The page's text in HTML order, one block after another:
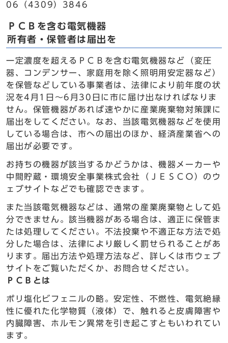
06（4309）3846
ＰＣＢを含む電気機器
所有者・保管者は届出を
一定濃度を超えるＰＣＢを含む電気機器など（変圧
器、コンデンサー、家庭用を除く照明用安定器など）
を保管などしている事業者は、法律により前年度の状
況を4月1日～6月30日に市に届け出なければなりま
せん。保管機器があれば速やかに産業廃棄物対策課に
届出をしてください。なお、当該電気機器などを使用
している場合は、市への届出のほか、経済産業省への
届出が必要です。
お持ちの機器が該当するかどうかは、機器メーカーや
中間貯蔵・環境安全事業株式会社（ＪＥＳＣＯ）のウ
ェブサイトなどでも確認できます。
また当該電気機器などは、通常の産業廃棄物として処
分できません。該当機器がある場合は、適正に保管ま
たは処理してください。不法投棄や不適正な方法で処
分した場合は、法律により厳しく罰せられることがあ
ります。届出方法や処理方法など、詳しくは市ウェブ
サイトをご覧いただくか、お問合せください。
ＰＣＢとは
ポリ塩化ビフェニルの略。安定性、不燃性、電気絶縁
性に優れた化学物質（液体）で、触れると皮膚障害や
内臓障害、ホルモン異常を引き起こすともいわれてい
ます。